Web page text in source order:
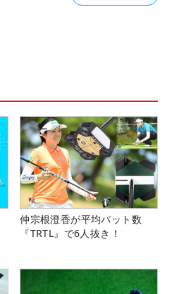
仲宗根澄香が平均パット数
『TRTL』で6人抜き！